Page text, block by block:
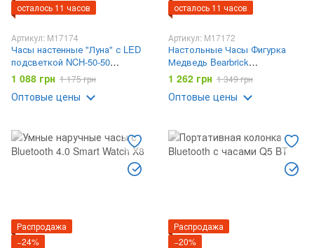
осталось 11 часов
Артикул: M17174
Часы настенные "Луна" с LED
подсветкой NCH-50-50
АРАБСКИЕ+ТОЧКИ
1 088 грн 1 175 грн
Оптовые цены
осталось 11 часов
Артикул: M17172
Настольные Часы Фигурка
Медведь Bearbrick
Космические 65 см
1 262 грн 1 349 грн
Оптовые цены
Распродажа
−24%
Распродажа
−20%